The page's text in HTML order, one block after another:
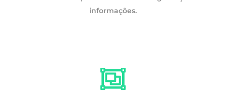
informações.